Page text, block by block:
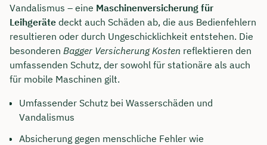
Vandalismus – eine Maschinenversicherung für
Leihgeräte deckt auch Schäden ab, die aus Bedienfehlern
resultieren oder durch Ungeschicklichkeit entstehen. Die
besonderen Bagger Versicherung Kosten reflektieren den
umfassenden Schutz, der sowohl für stationäre als auch
für mobile Maschinen gilt.
Umfassender Schutz bei Wasserschäden und
Vandalismus
Absicherung gegen menschliche Fehler wie